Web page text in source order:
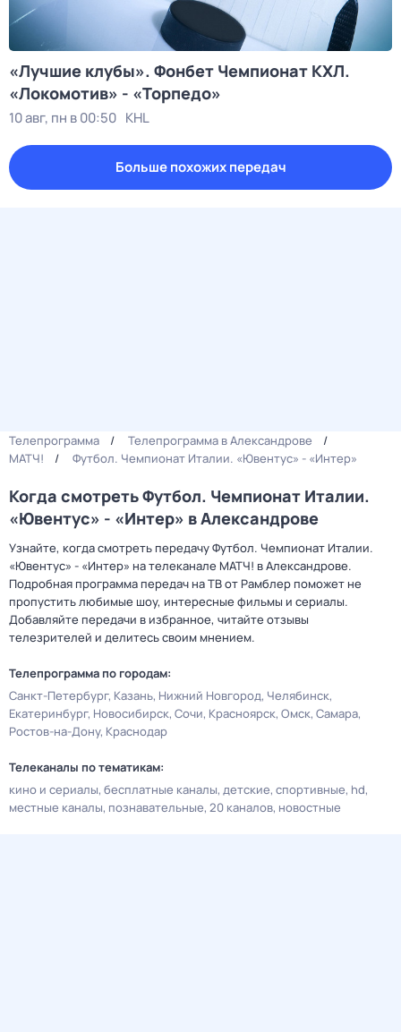
«Лучшие клубы». Фонбет Чемпионат КХЛ.
«Локомотив» - «Торпедо»
10 авг, пн в 00:50 KHL
Больше похожих передач
Телепрограмма
Телепрограмма в Александрове
МАТЧ!
Футбол. Чемпионат Италии. «Ювентус» - «Интер»
Когда смотреть Футбол. Чемпионат Италии.
«Ювентус» - «Интер» в Александрове
Узнайте, когда смотреть передачу Футбол. Чемпионат Италии.
«Ювентус» - «Интер» на телеканале МАТЧ! в Александрове.
Подробная программа передач на ТВ от Рамблер поможет не
пропустить любимые шоу, интересные фильмы и сериалы.
Добавляйте передачи в избранное, читайте отзывы
телезрителей и делитесь своим мнением.
Телепрограмма по городам:
Санкт-Петербург Казань Нижний Новгород Челябинск
Екатеринбург Новосибирск Сочи Красноярск Омск Самара
Ростов-на-Дону Краснодар
Телеканалы по тематикам:
кино и сериалы бесплатные каналы детские спортивные hd
местные каналы познавательные 20 каналов новостные